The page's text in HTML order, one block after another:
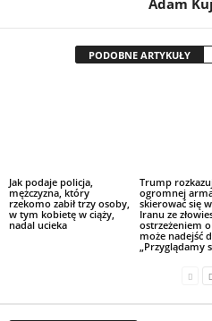
Adam
PODOBNE ARTYKUŁY
Jak podaje policja,
mężczyzna, który
rzekomo zabił trzy osoby,
w tym kobietę w ciąży,
nadal ucieka
Trump
ogromnej
skierować się
Iranu ze
ostrzeżeniem
może nadejść
„Przyglądamy